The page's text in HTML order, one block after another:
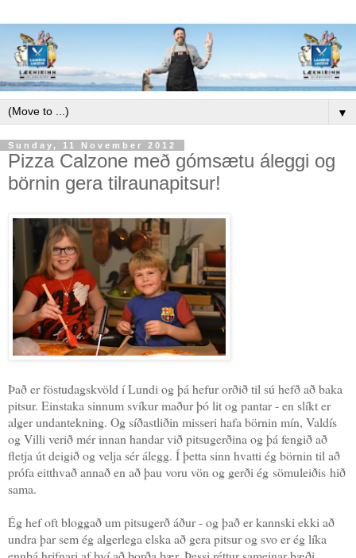
▼
Sunday, 11 November 2012
Pizza Calzone með gómsætu áleggi og
börnin gera tilraunapitsur!
Það er föstudagskvöld í Lundi og þá hefur orðið til sú hefð að baka
pitsur. Einstaka sinnum svíkur maður þó lit og pantar - en slíkt er
alger undantekning. Og síðastliðin misseri hafa börnin mín, Valdís
og Villi verið mér innan handar við pitsugerðina og þá fengið að
fletja út deigið og velja sér álegg. Í þetta sinn hvatti ég börnin til að
prófa eitthvað annað en að þau voru vön og gerði ég sömuleiðis hið
sama.
Ég hef oft bloggað um pitsugerð áður - og það er kannski ekki að
undra þar sem ég algerlega elska að gera pitsur og svo er ég líka